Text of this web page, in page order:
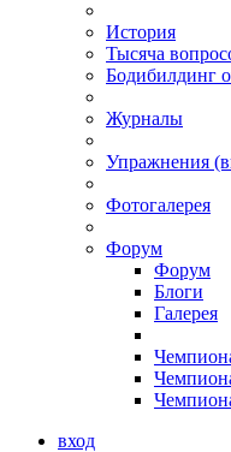
История
Тысяча
Бодибилдинг
Журналы
Упражнения
Фотогалерея
Форум
Форум
Блоги
Галерея
вход